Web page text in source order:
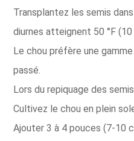
Transplantez les semis
diurnes atteignent 50 °F
Le chou préfère une
passé.
Lors du repiquage des
Cultivez le chou en plein
Ajouter 3 à 4 pouces (7-10